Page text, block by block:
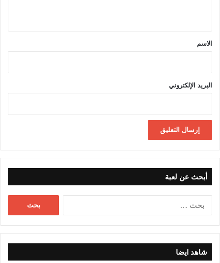
*الاسم
البريد الإلكتروني
أبحث عن لعبة
شاهد ايضا